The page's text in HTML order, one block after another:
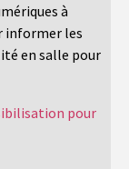
à
informer les
en salle pour
pour